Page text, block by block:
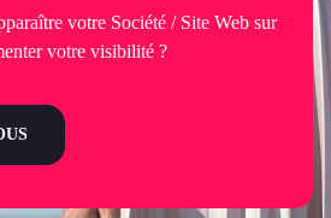
votre Société / Site Web sur
votre visibilité ?